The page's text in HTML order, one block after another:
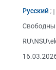
Русский ;